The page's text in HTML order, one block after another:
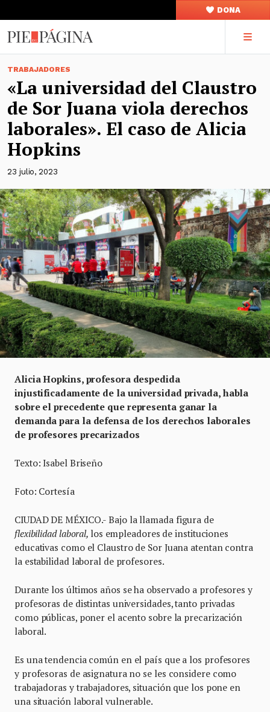
DONA
TRABAJADORES
«La universidad del Claustro
de Sor Juana viola derechos
laborales». El caso de Alicia
Hopkins
23 julio, 2023
Alicia Hopkins, profesora despedida
injustificadamente de la universidad privada, habla
sobre el precedente que representa ganar la
demanda para la defensa de los derechos laborales
de profesores precarizados
Texto: Isabel Briseño
Foto: Cortesía
CIUDAD DE MÉXICO.- Bajo la llamada figura de
flexibilidad laboral, los empleadores de instituciones
educativas como el Claustro de Sor Juana atentan contra
la estabilidad laboral de profesores.
Durante los últimos años se ha observado a profesores y
profesoras de distintas universidades, tanto privadas
como públicas, poner el acento sobre la precarización
laboral.
Es una tendencia común en el país que a los profesores
y profesoras de asignatura no se les considere como
trabajadoras y trabajadores, situación que los pone en
una situación laboral vulnerable.